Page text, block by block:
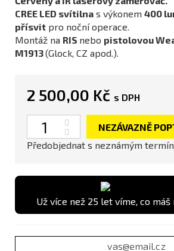
CREE LED svítilna s výkonem 400
přísvit pro noční operace.
Montáž na RIS nebo pistolovou
M1913(Glock, CZ apod.).
2 500,00 Kč s DPH
Počet
NEZÁVAZNĚ
Předobjednat s neznámým
Už více než 25 let víme, co máš